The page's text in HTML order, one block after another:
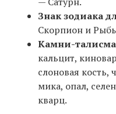
Знак зодиака
Скорпион и
Камни-
кальцит,
слоновая кость,
мика, опал,
кварц.